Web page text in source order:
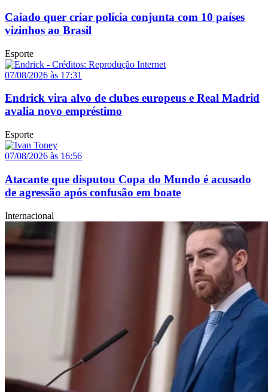
Caiado quer criar polícia conjunta com 10 países
vizinhos ao Brasil
Esporte
07/08/2026 às 17:31
Endrick vira alvo de clubes europeus e Real Madrid
avalia novo empréstimo
Esporte
07/08/2026 às 16:56
Atacante que disputou Copa do Mundo é acusado
de agressão após confusão em boate
Internacional